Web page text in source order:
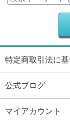
特定商取引法に基
公式ブログ
マイアカウント